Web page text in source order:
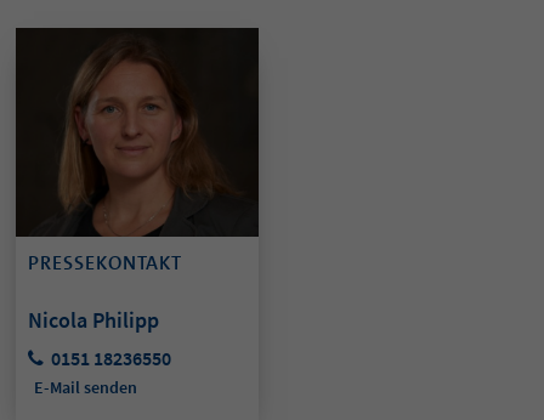
PRESSEKONTAKT
Nicola Philipp
0151 18236550
E-Mail senden